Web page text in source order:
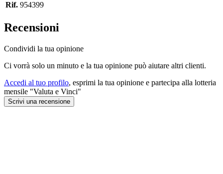
Rif. 954399
Recensioni
Condividi la tua opinione
Ci vorrà solo un minuto e la tua opinione può aiutare altri clienti.
Accedi al tuo profilo, esprimi la tua opinione e partecipa alla lotteria
mensile "Valuta e Vinci"
Scrivi una recensione